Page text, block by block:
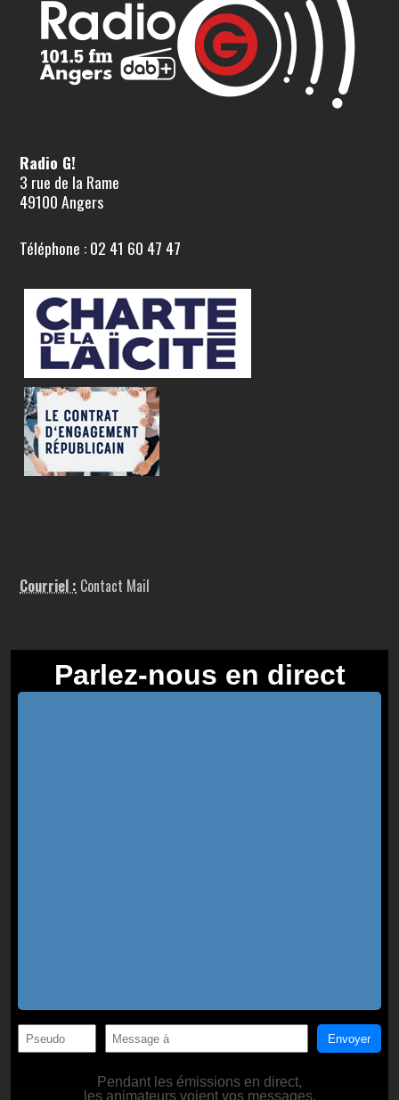
Radio G!
3 rue de la Rame
49100 Angers
Téléphone : 02 41 60 47 47
Courriel : Contact Mail